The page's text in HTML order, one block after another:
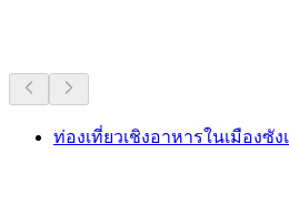
ท่องเที่ยวเชิงอาหารในเมืองซั